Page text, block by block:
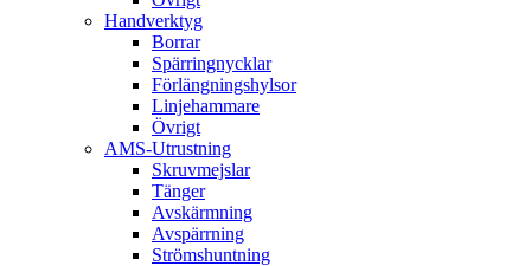
Handverktyg
Borrar
Spärringnycklar
Förlängningshylsor
Linjehammare
Övrigt
AMS-Utrustning
Skruvmejslar
Tänger
Avskärmning
Avspärrning
Strömshuntning